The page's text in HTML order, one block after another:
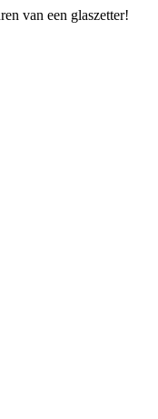
van een glaszetter!